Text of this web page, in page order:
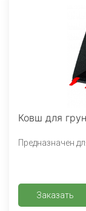
Ковш для
Предназначен
Заказать